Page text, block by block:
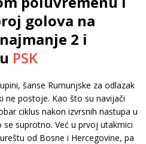
golova na
2 i
u PSK
šanse Rumunjske za odlazak
ne postoje. Kao što su navijači
ciklus nakon izvrsnih nastupa u
suprotno. Već u prvoj utakmici
od Bosne i Hercegovine, pa